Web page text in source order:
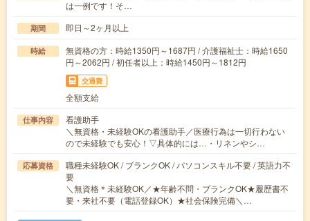
は一例です！そ…
期間 即日～2ヶ月以上
時給
無資格の方：時給1350円～1687円 / 介護福祉士：時給1650
円～2062円 / 初任者以上：時給1450円～1812円
交通費
全額支給
仕事内容
看護助手
＼無資格・未経験OKの看護助手／医療行為は一切行わない
ので未経験でも安心！▽具体的には…・リネンやシ…
応募資格
職種未経験OK / ブランクOK / パソコンスキル不要 / 英語力不
要
＼無資格＊未経験OK／★年齢不問・ブランクOK★履歴書不
要・来社不要（電話登録OK）★社会保険完備＼…